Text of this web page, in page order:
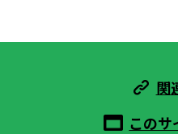
関
このサ